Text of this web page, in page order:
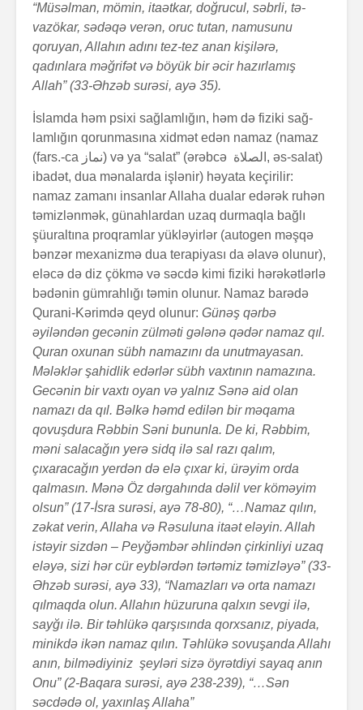
“Müsəlman, mömin, itaətkar, doğrucul, səbrli, tə­
vazökar, sədəqə verən, oruc tutan, namusunu
qoruyan, Allahın adını tez-tez anan kişilərə,
qadınlara məğrifət və böyük bir əcir hazırlamış
Allah” (33-Əhzəb surəsi, ayə 35).­
İslamda həm psixi sağlamlığın, həm də fiziki sağ­
lam­lığın qorunmasına xidmət edən namaz (namaz
(fars.-ca نماز‎) və ya “salat” (ərəbcə الصلاة‎, əs-salat)
iba­dət, dua mənalarda işlənir) həyata keçirilir:
namaz zamanı in­san­lar Allaha dualar edərək ruhən
təmizlən­mək, günah­lar­dan uzaq durmaqla bağlı
şüuraltına proq­ramlar yüklə­yirlər (autogen məşqə
bənzər mexa­nizmə dua terapiyası da əlavə olunur),
eləcə də diz çökmə və səcdə kimi fiziki hərəkətlərlə
bədənin gümrahlığı təmin olunur. Namaz barədə
Qurani-Kərimdə qeyd olunur: Günəş qərbə
əyiləndən gecənin zülməti gələnə qədər namaz qıl.
Quran oxunan sübh namazını da unutmaya­san.
Mələklər şahidlik edərlər sübh vaxtının namazına.
Gecənin bir vaxtı oyan və yalnız Sənə aid olan
namazı da qıl. Bəlkə həmd edilən bir məqama
qovuşdura Rəbbin Səni bununla. De ki, Rəbbim,
məni salacağın yerə sidq ilə sal razı qalım,
çıxaracağın yerdən də elə çıxar ki, ürəyim orda
qalmasın. Mənə Öz dərgahında dəlil ver köməyim
olsun” (17-İsra surəsi, ayə 78-80), “…Namaz qılın,
zəkat verin, Allaha və Rəsuluna itaət eləyin. Allah
istəyir sizdən – Peyğəmbər əhlindən çirkinliyi uzaq
eləyə, sizi hər cür eyblərdən tərtəmiz təmizləyə” (33-
Əh­zəb surəsi, ayə 33), “Namazları və orta namazı
qılmaq­da olun. Allahın hüzuruna qalxın sevgi ilə,
sayğı ilə. Bir təhlükə qarşısında qorxsanız, piyada,
minikdə ikən namaz qılın. Təhlükə sovuşanda Allahı
anın, bilmə­diyiniz şeyləri sizə öyrətdiyi sayaq anın
Onu” (2-Baqa­ra­ surəsi, ayə 238-239), “…Sən
səcdədə ol, yaxınlaş Alla­ha”­